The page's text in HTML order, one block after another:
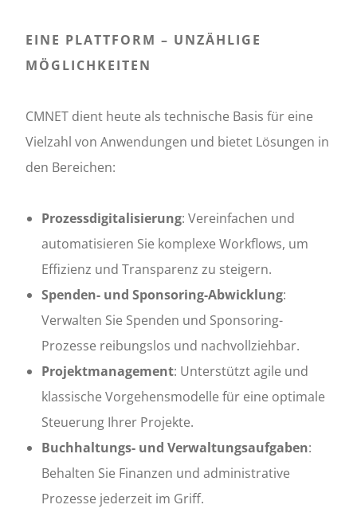
EINE PLATTFORM – UNZÄHLIGE
MÖGLICHKEITEN
CMNET dient heute als technische Basis für eine
Vielzahl von Anwendungen und bietet Lösungen in
den Bereichen:
Prozessdigitalisierung: Vereinfachen und
automatisieren Sie komplexe Workflows, um
Effizienz und Transparenz zu steigern.
Spenden- und Sponsoring-Abwicklung:
Verwalten Sie Spenden und Sponsoring-
Prozesse reibungslos und nachvollziehbar.
Projektmanagement: Unterstützt agile und
klassische Vorgehensmodelle für eine optimale
Steuerung Ihrer Projekte.
Buchhaltungs- und Verwaltungsaufgaben:
Behalten Sie Finanzen und administrative
Prozesse jederzeit im Griff.